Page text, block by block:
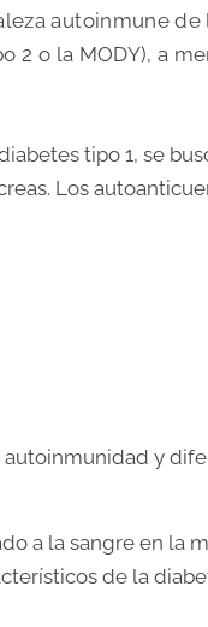
autoinmune de
o la MODY), a
tipo 1, se
Los
y
a la sangre en la
de la